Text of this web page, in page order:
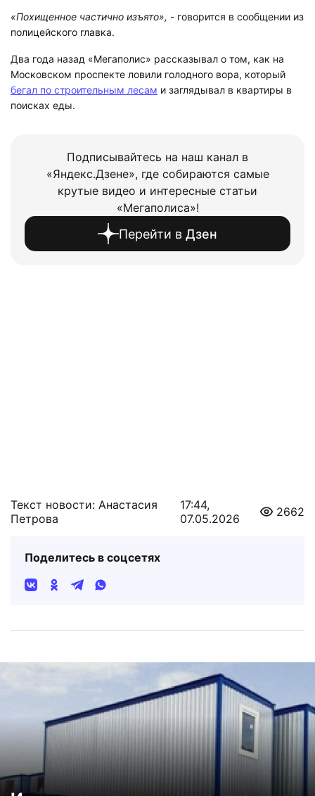
«Похищенное частично изъято», - говорится в сообщении из
полицейского главка.
Два года назад «Мегаполис» рассказывал о том, как на
Московском проспекте ловили голодного вора, который
бегал по строительным лесам и заглядывал в квартиры в
поисках еды.
Подписывайтесь на наш канал в
«Яндекс.Дзене», где собираются самые
крутые видео и интересные статьи
«Мегаполиса»!
Перейти в Дзен
Текст новости: Анастасия
Петрова
17:44,
07.05.2026
2662
Поделитесь в соцсетях